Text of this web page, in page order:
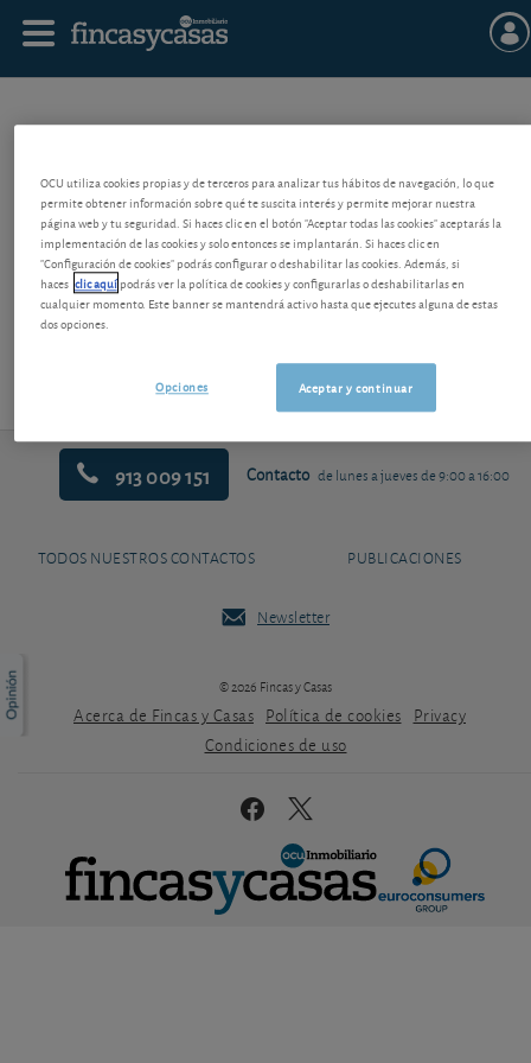
Consiste en que el inquilino transmite su contrato de alquiler a otra
persona que, desde ese momento, pasa a tener los mismos derechos y
deberes respecto a la vivienda y al arrendador que tenía el inquilino
original. La ley exige el consentimiento expreso y escrito del
arrendador para que sea válido, y una cesión no consentida es causa de
913 009 151 Contacto de lunes a jueves de 9:00 a 16:00
TODOS NUESTROS CONTACTOS PUBLICACIONES
Newsletter
© 2026 Fincas y Casas
Acerca de Fincas y Casas Política de cookies
Privacy
Condiciones de uso
OCU utiliza cookies propias y de terceros para analizar tus hábitos de navegación, lo que
permite obtener información sobre qué te suscita interés y permite mejorar nuestra
página web y tu seguridad. Si haces clic en el botón "Aceptar todas las cookies" aceptarás la
implementación de las cookies y solo entonces se implantarán. Si haces clic en
"Configuración de cookies" podrás configurar o deshabilitar las cookies. Además, si
haces clic aquípodrás ver la política de cookies y configurarlas o deshabilitarlas en
cualquier momento. Este banner se mantendrá activo hasta que ejecutes alguna de estas
dos opciones.
Aceptar y continuar
Opciones